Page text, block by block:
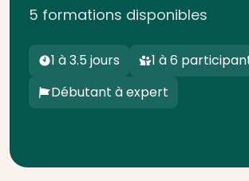
5 formations disponibles
1 à 3.5 jours
1 à 6
Débutant à expert